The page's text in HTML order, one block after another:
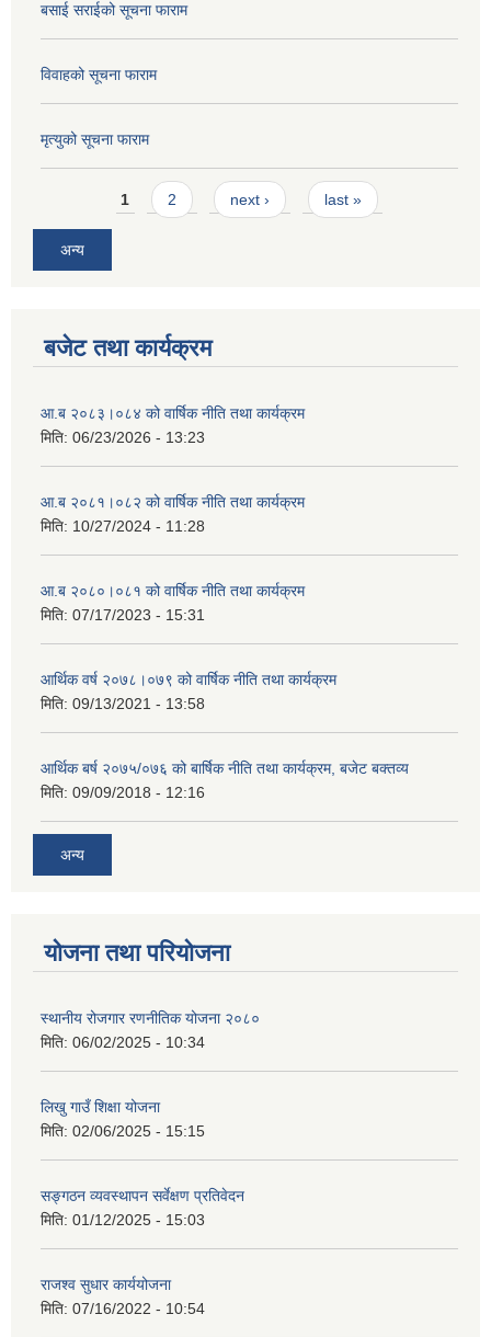
बसाई सराईको सूचना फाराम
विवाहको सूचना फाराम
मृत्युको सूचना फाराम
Pages1 2 next › last »
अन्य
बजेट तथा कार्यक्रम
आ.ब २०८३।०८४ को वार्षिक नीति तथा कार्यक्रम
मिति: 06/23/2026 - 13:23
आ.ब २०८१।०८२ को वार्षिक नीति तथा कार्यक्रम
मिति: 10/27/2024 - 11:28
आ.ब २०८०।०८१ को वार्षिक नीति तथा कार्यक्रम
मिति: 07/17/2023 - 15:31
आर्थिक वर्ष २०७८।०७९ को वार्षिक नीति तथा कार्यक्रम
मिति: 09/13/2021 - 13:58
आर्थिक बर्ष २०७५/०७६ को बार्षिक नीति तथा कार्यक्रम, बजेट बक्तव्य
मिति: 09/09/2018 - 12:16
अन्य
योजना तथा परियोजना
स्थानीय रोजगार रणनीतिक योजना २०८०
मिति: 06/02/2025 - 10:34
लिखु गाउँ शिक्षा योजना
मिति: 02/06/2025 - 15:15
सङ्गठन व्यवस्थापन सर्वेक्षण प्रतिवेदन
मिति: 01/12/2025 - 15:03
राजश्व सुधार कार्ययोजना
मिति: 07/16/2022 - 10:54